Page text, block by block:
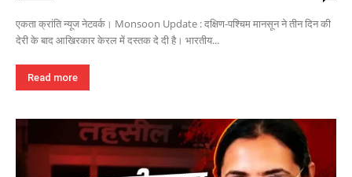
एकता क्रांति न्यूज नेटवर्क। Monsoon Update : दक्षिण-पश्चिम मानसून ने तीन दिन की
देरी के बाद आखिरकार केरल में दस्तक दे दी है। भारतीय...
Read more